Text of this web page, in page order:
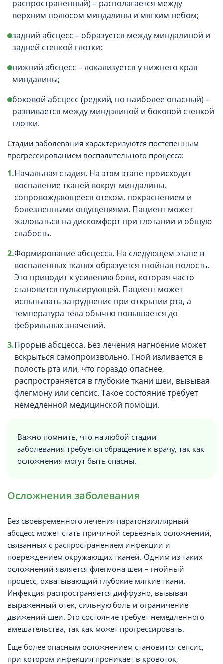
распространенный) – располагается между
верхним полюсом миндалины и мягким небом;
задний абсцесс – образуется между миндалиной и
задней стенкой глотки;
нижний абсцесс – локализуется у нижнего края
миндалины;
боковой абсцесс (редкий, но наиболее опасный) –
развивается между миндалиной и боковой стенкой
глотки.
Стадии заболевания характеризуются постепенным
прогрессированием воспалительного процесса:
Начальная стадия. На этом этапе происходит
воспаление тканей вокруг миндалины,
сопровождающееся отеком, покраснением и
болезненными ощущениями. Пациент может
жаловаться на дискомфорт при глотании и общую
слабость.
Формирование абсцесса. На следующем этапе в
воспаленных тканях образуется гнойная полость.
Это приводит к усилению боли, которая часто
становится пульсирующей. Пациент может
испытывать затруднение при открытии рта, а
температура тела обычно повышается до
фебрильных значений.
Прорыв абсцесса. Без лечения нагноение может
вскрыться самопроизвольно. Гной изливается в
полость рта или, что гораздо опаснее,
распространяется в глубокие ткани шеи, вызывая
флегмону или сепсис. Такое состояние требует
немедленной медицинской помощи.
Важно помнить, что на любой стадии
заболевания требуется обращение к врачу, так как
осложнения могут быть опасны.
Осложнения заболевания
Без своевременного лечения паратонзиллярный
абсцесс может стать причиной серьезных осложнений,
связанных с распространением инфекции и
повреждением окружающих тканей. Одним из таких
осложнений является флегмона шеи – гнойный
процесс, охватывающий глубокие мягкие ткани.
Инфекция распространяется диффузно, вызывая
выраженный отек, сильную боль и ограничение
движений шеи. Это состояние требует немедленного
вмешательства, так как может прогрессировать.
Еще более опасным осложнением становится сепсис,
при котором инфекция проникает в кровоток,